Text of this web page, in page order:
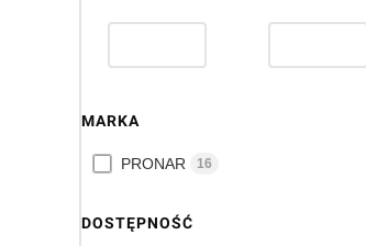
MARKA
MarkaPRONAR 16
DOSTĘPNOŚĆ